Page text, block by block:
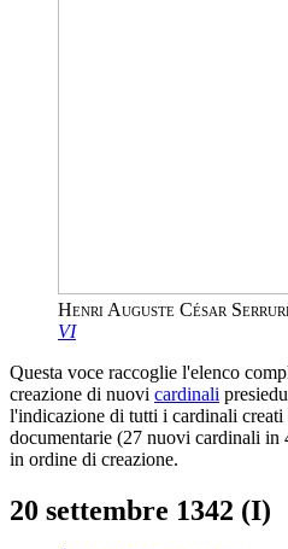
Henri Auguste César
VI
Questa voce raccoglie l'elenco
creazione di nuovi cardinali
l'indicazione di tutti i cardinali
documentarie (27 nuovi cardinali in
in ordine di creazione.
20 settembre 1342 (I)